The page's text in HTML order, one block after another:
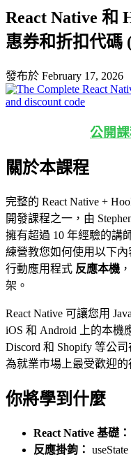
React Native 和
惠券和折扣代碼
發布於 February 17, 2026
公開
關於本課程
完整的 React Native +
開發課程之一，由
擁有超過 10 年經驗的講
練營教您如何使用以下
行動應用程式 反應本機
架。
React Native 可讓您用
iOS 和 Android 上的本機
Discord 和 Shopify 等公
為就業市場上最受歡迎的
你將學到什麼
React Native 基礎：
反應掛鉤：